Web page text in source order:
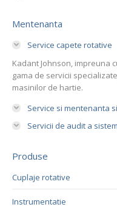
Mentenanta
Service capete rotative
Kadant Johnson, impreuna
gama de servicii
masinilor de hartie.
Service si mentenanta
Servicii de audit a
Produse
Cuplaje rotative
Instrumentatie